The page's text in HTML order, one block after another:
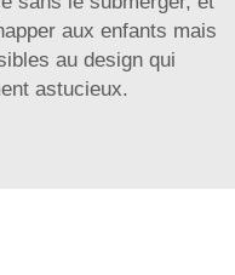
aux enfants mais
au design qui
astucieux.